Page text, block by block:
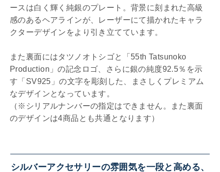
ースは白く輝く純銀のプレート。背景に刻まれた高級
感のあるヘアラインが、レーザーにて描かれたキャラ
クターデザインをより引き立てています。
また裏面にはタツノオトシゴと「55th Tatsunoko
Production」の記念ロゴ、さらに銀の純度92.5％を示
す「SV925」の文字を彫刻した、まさしくプレミアム
なデザインとなっています。
（※シリアルナンバーの指定はできません。また裏面
のデザインは4商品とも共通となります）
シルバーアクセサリーの雰囲気を一段と高める、